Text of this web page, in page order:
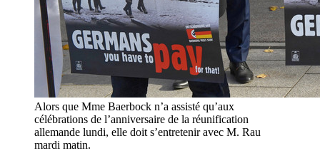
Alors que Mme Baerbock n’a assisté qu’aux
célébrations de l’anniversaire de la réunification
allemande lundi, elle doit s’entretenir avec M. Rau
mardi matin.